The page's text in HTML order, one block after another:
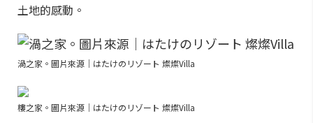
土地的感動。
渦之家。圖片來源｜はたけのリゾート 燦燦Villa
樓之家。圖片來源｜はたけのリゾート 燦燦Villa